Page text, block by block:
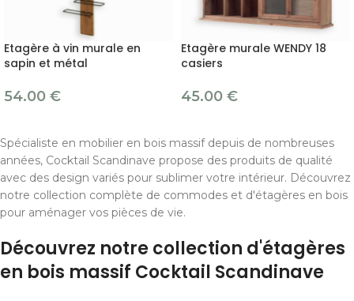
Etagère à vin murale en
sapin et métal
54.00 €
Etagère murale WENDY 18
casiers
45.00 €
Spécialiste en mobilier en bois massif depuis de nombreuses
années, Cocktail Scandinave propose des produits de qualité
avec des design variés pour sublimer votre intérieur. Découvrez
notre collection complète de commodes et d'étagères en bois
pour aménager vos pièces de vie.
Découvrez notre collection d'étagères
en bois massif Cocktail Scandinave